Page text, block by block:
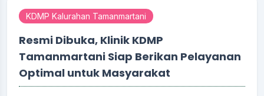
KDMP Kalurahan Tamanmartani
Resmi Dibuka, Klinik KDMP
Tamanmartani Siap Berikan Pelayanan
Optimal untuk Masyarakat